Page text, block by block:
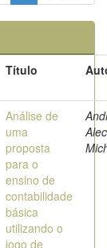
Título
Análise de
uma
proposta
para o
ensino de
contabilidade
básica
utilizando o
jogo de